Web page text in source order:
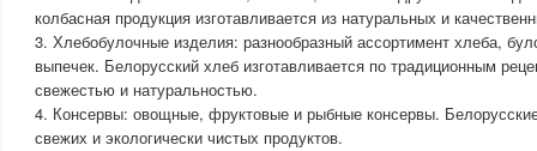
колбасная продукция изготавливается из натуральных и
3. Хлебобулочные изделия: разнообразный ассортимент хлеба,
выпечек. Белорусский хлеб изготавливается по традиционным
свежестью и натуральностью.
4. Консервы: овощные, фруктовые и рыбные консервы.
свежих и экологически чистых продуктов.